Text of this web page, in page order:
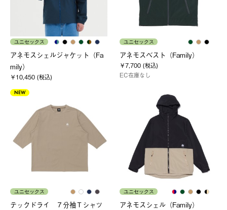
ユニセックス
アネモスシェルジャケット（Fa
mily）
￥10,450 (税込)
ユニセックス
アネモスベスト（Family）
￥7,700 (税込)
EC在庫なし
NEW
ユニセックス
テックドライ ７分袖Ｔシャツ
ユニセックス
アネモスシェル（Family）